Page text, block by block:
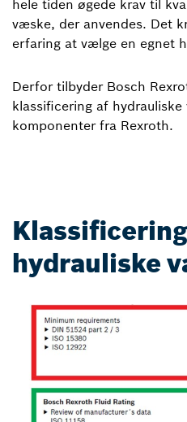
hele tiden øgede krav til
væske, der anvendes. Det
erfaring at vælge en egnet
Derfor tilbyder Bosch
klassificering af
komponenter fra Rexroth.
hydrauliske